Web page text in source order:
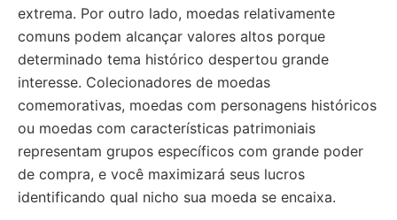
extrema. Por outro lado, moedas relativamente
comuns podem alcançar valores altos porque
determinado tema histórico despertou grande
interesse. Colecionadores de moedas
comemorativas, moedas com personagens históricos
ou moedas com características patrimoniais
representam grupos específicos com grande poder
de compra, e você maximizará seus lucros
identificando qual nicho sua moeda se encaixa.